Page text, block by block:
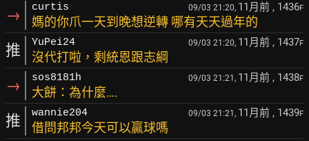
→ curtis 09/03 21:20, 11月前 , 1436F
媽的你爪一天到晚想逆轉 哪有天天過年的
推 YuPei24 09/03 21:20, 11月前 , 1437F
沒代打啦，剩統恩跟志綱
→ sos8181h 09/03 21:21, 11月前 , 1438F
大餅：為什麼….
推 wannie204 09/03 21:21, 11月前 , 1439F
借問邦邦今天可以贏球嗎